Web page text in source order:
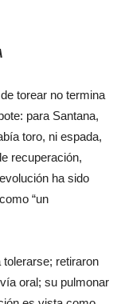
torear no termina
para Santana,
toro, ni espada,
recuperación,
ha sido
“un
retiraron
oral; su pulmonar